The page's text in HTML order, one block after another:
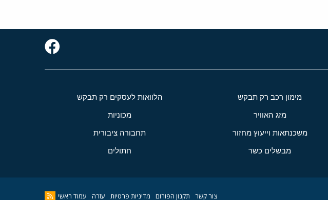
מימון רכב רק תבקש הלוואות לעסקים רק תבקש
מזג האוויר מכוניות
משכנתאות וייעוץ מחזור תחבורה ציבורית
מבשלים כשר חתולים
צור קשר תקנון הפורום מדיניות פרטיות עזרה עמוד ראשי